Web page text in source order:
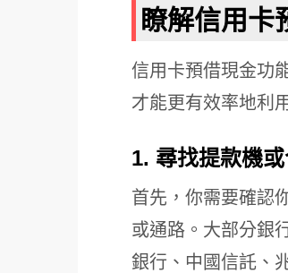
瞭解信用卡
信用卡預借現金功
才能更有效率地利
1. 尋找提款機
首先，你需要確認
或通路。大部分銀
銀行、中國信託、